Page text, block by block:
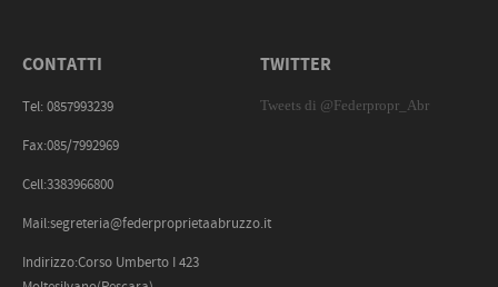
CONTATTI
Tel: 0857993239
Fax:085/7992969
Cell:3383966800
Mail:segreteria@federproprietaabruzzo.it
Indirizzo:Corso Umberto I 423
TWITTER
Tweets di @Federpropr_Abr